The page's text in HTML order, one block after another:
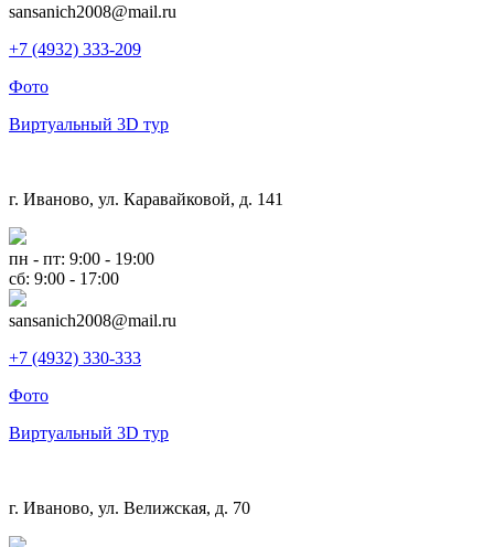
sansanich2008@mail.ru
+7 (4932) 333-209
Фото
Виртуальный 3D тур
г. Иваново, ул. Каравайковой, д. 141
пн - пт: 9:00 - 19:00
сб: 9:00 - 17:00
sansanich2008@mail.ru
+7 (4932) 330-333
Фото
Виртуальный 3D тур
г. Иваново, ул. Велижская, д. 70